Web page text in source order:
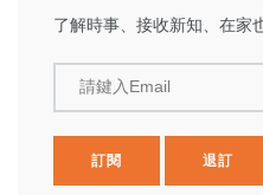
了解時事、接收新知、在家
請鍵入Email
訂閱 退訂